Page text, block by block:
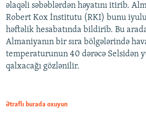
əlaqəli səbəblərdən həyatını itirib.
Robert Kox İnstitutu (RKI) bunu
həftəlik hesabatında bildirib. Bu
Almaniyanın bir sıra bölgələrində
temperaturunun 40 dərəcə Selsidən
qalxacağı gözlənilir.
Ətraflı burada oxuyun